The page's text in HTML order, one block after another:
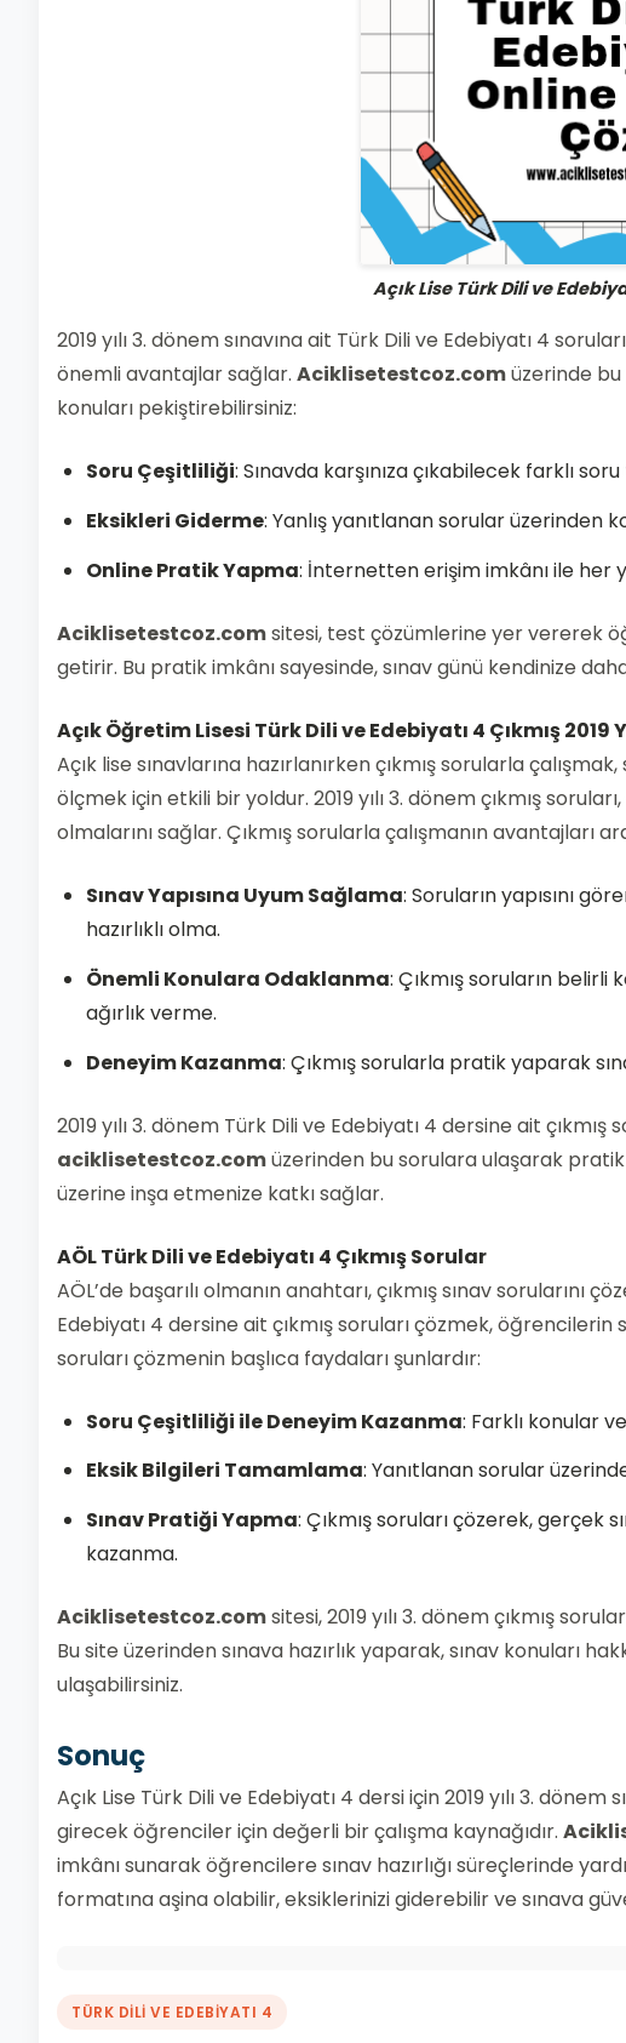
Açık Lise Türk Dili ve
2019 yılı 3. dönem sınavına ait Türk Dili ve Edebiyatı 4
önemli avantajlar sağlar. Aciklisetestcoz.comüzerinde
konuları pekiştirebilirsiniz:
Soru Çeşitliliği: Sınavda karşınıza çıkabilecek farklı
Eksikleri Giderme: Yanlış yanıtlanan sorular üzerinden
Online Pratik Yapma: İnternetten erişim imkânı ile her
Aciklisetestcoz.comsitesi, test çözümlerine yer vererek
getirir. Bu pratik imkânı sayesinde, sınav günü kendinize
Açık Öğretim Lisesi Türk Dili ve Edebiyatı 4 Çıkmış 2019
Açık lise sınavlarına hazırlanırken çıkmış sorularla
ölçmek için etkili bir yoldur. 2019 yılı 3. dönem çıkmış
olmalarını sağlar. Çıkmış sorularla çalışmanın avantajları
Sınav Yapısına Uyum Sağlama: Soruların yapısını
hazırlıklı olma.
Önemli Konulara Odaklanma: Çıkmış soruların
ağırlık verme.
Deneyim Kazanma: Çıkmış sorularla pratik yaparak
2019 yılı 3. dönem Türk Dili ve Edebiyatı 4 dersine ait
aciklisetestcoz.comüzerinden bu sorulara ulaşarak pratik
üzerine inşa etmenize katkı sağlar.
AÖL Türk Dili ve Edebiyatı 4 Çıkmış Sorular
AÖL’de başarılı olmanın anahtarı, çıkmış sınav sorularını
Edebiyatı 4 dersine ait çıkmış soruları çözmek,
soruları çözmenin başlıca faydaları şunlardır:
Soru Çeşitliliği ile Deneyim Kazanma: Farklı konular
Eksik Bilgileri Tamamlama: Yanıtlanan sorular
Sınav Pratiği Yapma: Çıkmış soruları çözerek, gerçek
kazanma.
Aciklisetestcoz.comsitesi, 2019 yılı 3. dönem çıkmış
Bu site üzerinden sınava hazırlık yaparak, sınav konuları
ulaşabilirsiniz.
Sonuç
Açık Lise Türk Dili ve Edebiyatı 4 dersi için 2019 yılı 3.
girecek öğrenciler için değerli bir çalışma kaynağıdır.
imkânı sunarak öğrencilere sınav hazırlığı süreçlerinde
formatına aşina olabilir, eksiklerinizi giderebilir ve sınava
TÜRK DİLİ VE EDEBİYATI 4